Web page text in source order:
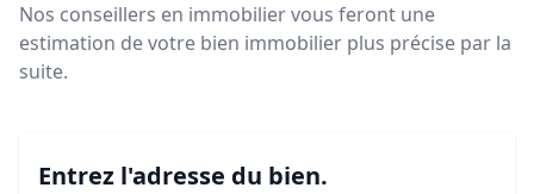
Nos conseillers en immobilier vous feront une
estimation de votre bien immobilier plus précise par la
suite.
Entrez l'adresse du bien.